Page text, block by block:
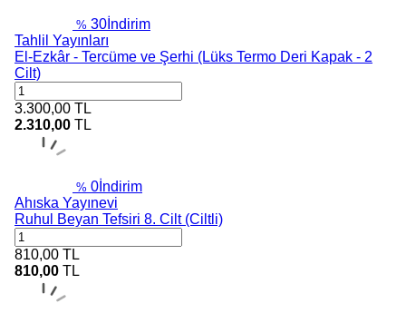
% 30 İndirim
Tahlil Yayınları
El-Ezkâr - Tercüme ve Şerhi (Lüks Termo Deri Kapak - 2
Cilt)
3.300,00 TL
2.310,00 TL
% 0 İndirim
Ahıska Yayınevi
Ruhul Beyan Tefsiri 8. Cilt (Ciltli)
810,00 TL
810,00 TL